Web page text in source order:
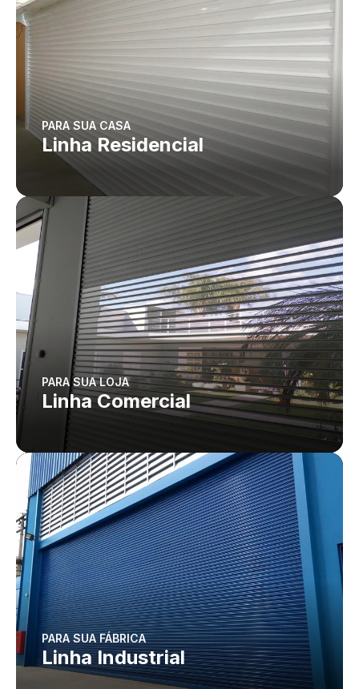
PARA SUA CASA
Linha Residencial
PARA SUA LOJA
Linha Comercial
PARA SUA FÁBRICA
Linha Industrial